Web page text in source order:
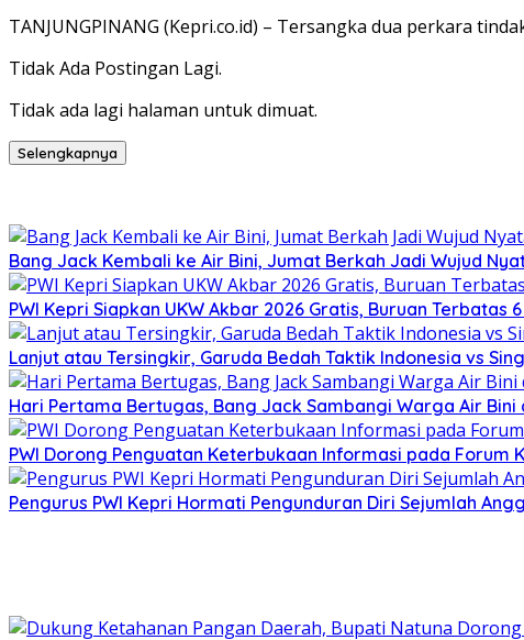
TANJUNGPINANG (Kepri.co.id) – Tersangka dua perkara
Tidak Ada Postingan Lagi.
Tidak ada lagi halaman untuk dimuat.
Selengkapnya
Bang Jack Kembali ke Air Bini, Jumat Berkah Jadi Wujud
PWI Kepri Siapkan UKW Akbar 2026 Gratis, Buruan
Lanjut atau Tersingkir, Garuda Bedah Taktik Indonesia vs
Hari Pertama Bertugas, Bang Jack Sambangi Warga Air
PWI Dorong Penguatan Keterbukaan Informasi pada Forum
Pengurus PWI Kepri Hormati Pengunduran Diri Sejumlah